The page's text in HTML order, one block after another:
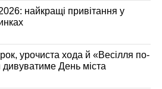
найкращі привітання у
урочиста хода й «Весілля по-
День міста